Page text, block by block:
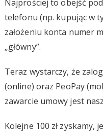
Najprościej to obejść
telefonu (np. kupując w
założeniu konta numer
„główny”.
Teraz wystarczy, że
(online) oraz PeoPay
zawarcie umowy jest
Kolejne 100 zł zyskamy,